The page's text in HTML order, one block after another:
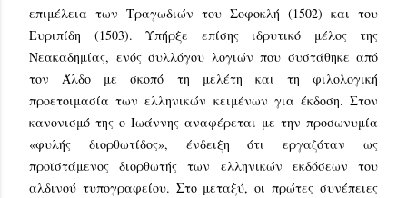
επιμέλεια των Τραγωδιών του Σοφοκλή (1502) και του
Ευριπίδη (1503). Υπήρξε επίσης ιδρυτικό μέλος της
Νεακαδημίας, ενός συλλόγου λογιών που συστάθηκε από
τον Άλδο με σκοπό τη μελέτη και τη φιλολογική
προετοιμασία των ελληνικών κειμένων για έκδοση. Στον
κανονισμό της ο Ιωάννης αναφέρεται με την προσωνυμία
«φυλής διορθωτίδος», ένδειξη ότι εργαζόταν ως
προϊστάμενος διορθωτής των ελληνικών εκδόσεων του
αλδινού τυπογραφείου. Στο μεταξύ, οι πρώτες συνέπειες